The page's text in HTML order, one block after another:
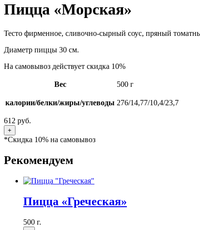
Пицца «Морская»
Тесто фирменное, сливочно-сырный соус, пряный
Диаметр пиццы 30 см.
На самовывоз действует скидка 10%
Вес 500 г
калории/белки/жиры/углеводы 276/14,77/10,4/23,7
612 руб.
*Скидка 10% на самовывоз
Рекомендуем
Пицца «Греческая»
500 г.